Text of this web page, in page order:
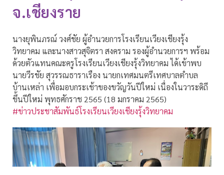
จ.เชียงราย
นางยุพินภรณ์ วงศ์ชัย ผู้อำนวยการโรงเรียนเวียงเชียงรุ้ง
วิทยาคม และนางสาวสุจิตรา สงคราม รองผู้อำนวยการฯ พร้อม
ด้วยตัวแทนคณะครูโรงเรียนเวียงเชียงรุ้งวิทยาคม ได้เข้าพบ
นายวีรชัย สุวรรณธาราเรือง นายกเทศมนตรีเทศบาลตำบล
บ้านเหล่า เพื่อมอบกระเช้าของขวัญวันปีใหม่ เนื่องในวาระดิถี
ขึ้นปีใหม่ พุทธศักราช 2565 (18 มกราคม 2565)
#ข่าวประชาสัมพันธ์โรงเรียนเวียงเชียงรุ้งวิทยาคม